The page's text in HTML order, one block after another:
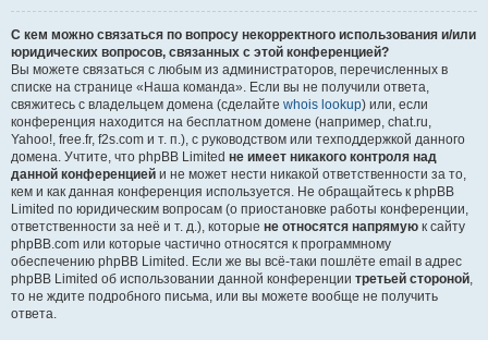
С кем можно связаться по вопросу некорректного использования и/или
юридических вопросов, связанных с этой конференцией?
Вы можете связаться с любым из администраторов, перечисленных в
списке на странице «Наша команда». Если вы не получили ответа,
свяжитесь с владельцем домена (сделайте whois lookup) или, если
конференция находится на бесплатном домене (например, chat.ru,
Yahoo!, free.fr, f2s.com и т. п.), с руководством или техподдержкой данного
домена. Учтите, что phpBB Limited не имеет никакого контроля над
данной конференцией и не может нести никакой ответственности за то,
кем и как данная конференция используется. Не обращайтесь к phpBB
Limited по юридическим вопросам (о приостановке работы конференции,
ответственности за неё и т. д.), которые не относятся напрямую к сайту
phpBB.com или которые частично относятся к программному
обеспечению phpBB Limited. Если же вы всё-таки пошлёте email в адрес
phpBB Limited об использовании данной конференции третьей стороной,
то не ждите подробного письма, или вы можете вообще не получить
ответа.